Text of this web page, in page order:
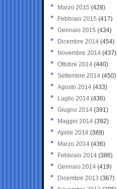
Marzo 2015 (428)
Febbraio 2015 (417)
Gennaio 2015 (434)
Dicembre 2014 (454)
Novembre 2014 (437)
Ottobre 2014 (440)
Settembre 2014 (450)
Agosto 2014 (433)
Luglio 2014 (436)
Giugno 2014 (391)
Maggio 2014 (392)
Aprile 2014 (389)
Marzo 2014 (436)
Febbraio 2014 (386)
Gennaio 2014 (419)
Dicembre 2013 (367)